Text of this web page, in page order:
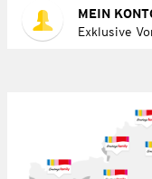
MEIN
Exklusive